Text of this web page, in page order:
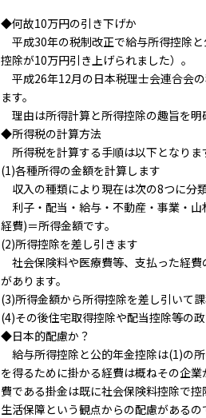
◆何故10万円の引き下げか
平成30年の税制改正で給与所得控除
控除が10万円引き上げられました）。
平成26年12月の日本税理士会連合会
ます。
理由は所得計算と所得控除の趣旨を明
◆所得税の計算方法
所得税を計算する手順は以下となりま
(1)各種所得の金額を計算します
収入の種類により現在は次の8つに分
利子・配当・給与・不動産・事業・
経費)＝所得金額です。
(2)所得控除を差し引きます
社会保険料や医療費等、支払った経
があります。
(3)所得金額から所得控除を差し引いて
(4)その後住宅取得控除や配当控除等の
◆日本的配慮か？
給与所得控除と公的年金控除は(1)の
を得るために掛かる経費は概ねその企
費である掛金は既に社会保険料控除で
生活保障という観点からの配慮がある